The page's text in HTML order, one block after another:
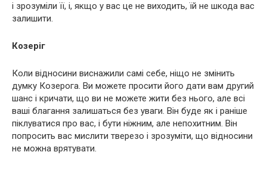
і зрозуміли її, і, якщо у вас це не виходить, їй не шкода вас
залишити.
Козеріг
Коли відносини виснажили самі себе, ніщо не змінить
думку Козерога. Ви можете просити його дати вам другий
шанс і кричати, що ви не можете жити без нього, але всі
ваші благання залишаться без уваги. Він буде як і раніше
піклуватися про вас, і бути ніжним, але непохитним. Він
попросить вас мислити тверезо і зрозуміти, що відносини
не можна врятувати.